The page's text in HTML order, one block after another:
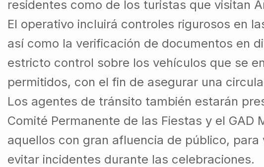
residentes como de los turistas que visitan
El operativo incluirá controles rigurosos en
así como la verificación de documentos en
estricto control sobre los vehículos que se
permitidos, con el fin de asegurar una
Los agentes de tránsito también estarán
Comité Permanente de las Fiestas y el
aquellos con gran afluencia de público,
evitar incidentes durante las celebraciones.